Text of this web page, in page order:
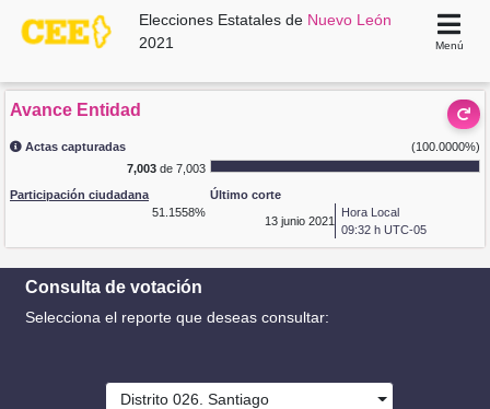
Elecciones Estatales de Nuevo León
2021
Menú
Avance Entidad
Actas capturadas
(100.0000%)
7,003de 7,003
Participación ciudadana
51.1558%
Último corte
13 junio 2021
Hora Local
09:32 h UTC-05
Consulta de votación
Selecciona el reporte que deseas consultar:
Distrito 026. Santiago